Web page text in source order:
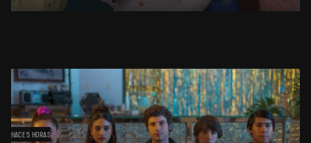
HACE 5 HORAS